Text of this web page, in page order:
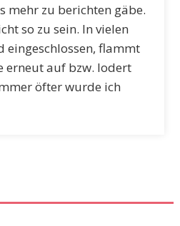
mehr zu berichten gäbe.
so zu sein. In vielen
eingeschlossen, flammt
erneut auf bzw. lodert
öfter wurde ich